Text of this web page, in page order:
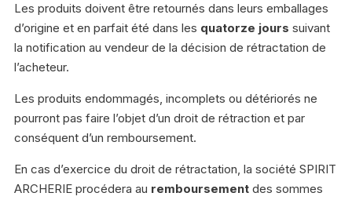
Les produits doivent être retournés dans leurs emballages
d’origine et en parfait été dans les quatorze jours suivant
la notification au vendeur de la décision de rétractation de
l’acheteur.
Les produits endommagés, incomplets ou détériorés ne
pourront pas faire l’objet d’un droit de rétraction et par
conséquent d’un remboursement.
En cas d’exercice du droit de rétractation, la société SPIRIT
ARCHERIE procédera au remboursement des sommes